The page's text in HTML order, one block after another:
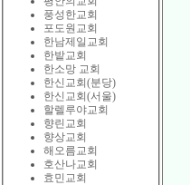
풍성한교회
포도원교회
한남제일교회
한밭교회
한소망 교회
한신교회(분당)
한신교회(서울)
할렐루야교회
향린교회
향상교회
해오름교회
호산나교회
효민교회